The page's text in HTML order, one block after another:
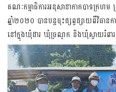
គណៈ​កម្មាធិការ​អនុសាខាកាក​បាទក្រហ
ឆ្នាំ២០២០​ បាន​បន្តចុះផ្សព្វផ្សាយ​ពី​វិធា
នៅក្នុង​ឃុំដារ ​​​ឃុំ​ច្រណូក និងឃុំស្វាយ​រំពា